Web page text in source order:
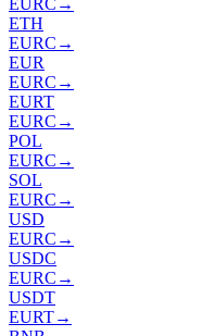
EURC →
ETH
EURC →
EUR
EURC →
EURT
EURC →
POL
EURC →
SOL
EURC →
USD
EURC →
USDC
EURC →
USDT
EURT→